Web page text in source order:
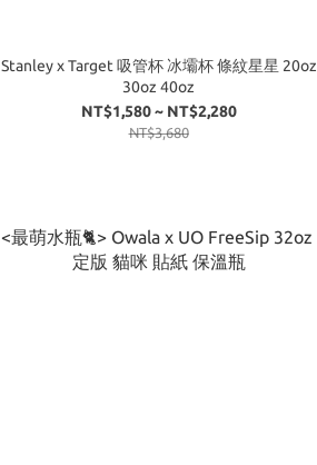
Stanley x Target 吸管杯 冰壩杯 條紋星星 20oz
30oz 40oz
NT$1,580 ~ NT$2,280
NT$3,680